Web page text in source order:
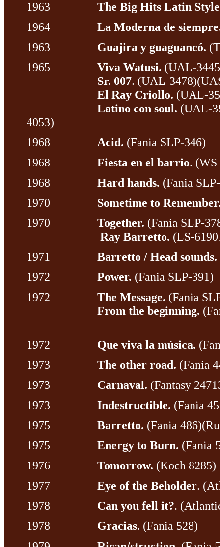
1963 The Big Hits Latin
1964 La Moderna de
1963 Guajira y guaguancó.
1965 Viva Watusi. (UAL-
Sr. 007. (UAL-
El Ray Criollo. (UAL-
Latino con soul. (UAL-
4053)
1968 Acid. (Fania SLP-346)
1968 Fiesta en el barrio.
1968 Hard hands. (Fania
1970 Sometime to
1970 Together. (Fania SLP-
Ray Barretto. (LS-
1971 Barretto / Head sounds.
1972 Power. (Fania SLP-391)
1972 The Message. (Fania
From the beginning.
1972 Que viva la música.
1973 The other road. (Fania
1973 Carnaval. (Fantasy
1973 Indestructible. (Fania
1975 Barretto. (Fania
1975 Energy to Burn. (Fania
1976 Tomorrow. (Koch 8285)
1977 Eye of the Beholder.
1978 Can you fell it?.
1978 Gracias. (Fania 528)